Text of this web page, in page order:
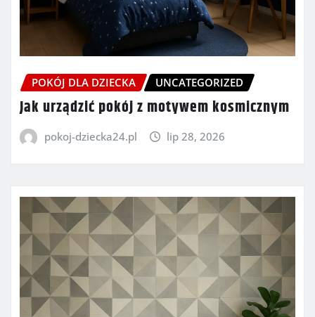
POKÓJ DLA DZIECKA UNCATEGORIZED
Jak urządzić pokój z motywem kosmicznym
pokoj-dziecka24.pl lip 28, 2026